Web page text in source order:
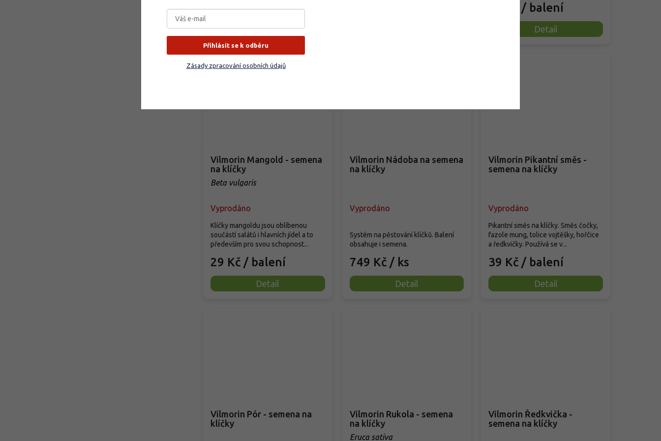
132 Kč/ balení
Detail
/ balení
Detail
Vilmorin Mangold - semena
na klíčky
Beta vulgaris
Vyprodáno
29 Kč / balení
Detail
Klíčky mangoldu jsou oblíbenou
součástí salátů i hlavních jídel a to
především pro svou schopnost...
Vilmorin Nádoba na semena
na klíčky
Vyprodáno
749 Kč / ks
Detail
Systém na pěstování klíčků. Balení
obsahuje i semena.
Vilmorin Pikantní směs -
semena na klíčky
Vyprodáno
39 Kč / balení
Detail
Pikantní směs na klíčky. Směs čočky,
fazole mung, tolice vojtěšky, hořčice
a ředkvičky. Používá se v...
Vilmorin Pór - semena na
klíčky
Vilmorin Rukola - semena
na klíčky
Eruca sativa
Vilmorin Ředkvička -
semena na klíčky
Přihlásit se k odběru
Zásady zpracování osobních údajů